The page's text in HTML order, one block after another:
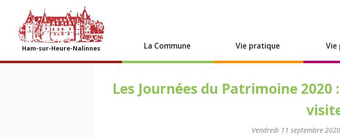
Ham-sur-Heure-Nalinnes La Commune Vie pratique Vie
Les Journées du Patrimoine
Vendredi 11 septembre 2020